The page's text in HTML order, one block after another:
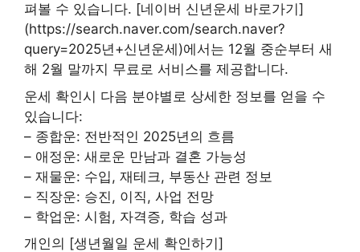
펴볼 수 있습니다. [네이버 신년운세 바로가기]
(https://search.naver.com/search.naver?
query=2025년+신년운세)에서는 12월 중순부터 새
해 2월 말까지 무료로 서비스를 제공합니다.
운세 확인시 다음 분야별로 상세한 정보를 얻을 수
있습니다:
– 종합운: 전반적인 2025년의 흐름
– 애정운: 새로운 만남과 결혼 가능성
– 재물운: 수입, 재테크, 부동산 관련 정보
– 직장운: 승진, 이직, 사업 전망
– 학업운: 시험, 자격증, 학습 성과
개인의 [생년월일 운세 확인하기]